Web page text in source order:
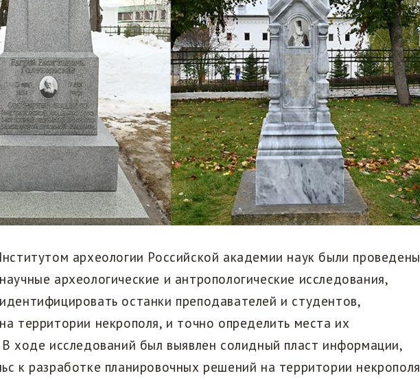
археологии Российской академии наук были проведены
археологические и антропологические исследования,
останки преподавателей и студентов,
территории некрополя, и точно определить места их
ходе исследований был выявлен солидный пласт информации,
к разработке планировочных решений на территории некрополя